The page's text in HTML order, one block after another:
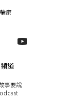
廓
頻道
事要說